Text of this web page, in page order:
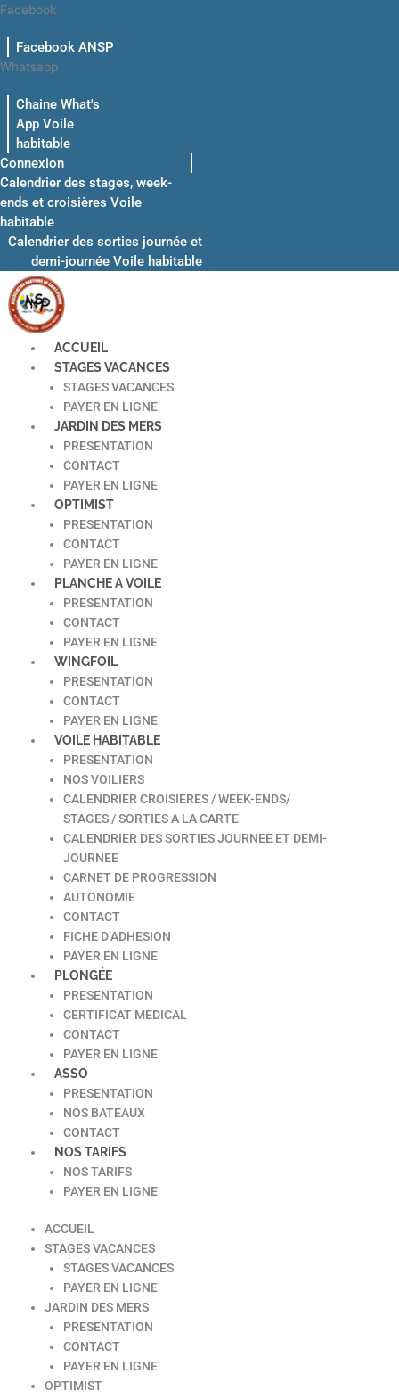
Aller
contenu
Facebook
Facebook ANSP
Whatsapp
Chaine What's
App Voile
habitable
Connexion
Calendrier des stages, week-
ends et croisières Voile
habitable
Calendrier des sorties journée et
demi-journée Voile habitable
ACCUEIL
STAGES VACANCES
STAGES VACANCES
PAYER EN LIGNE
JARDIN DES MERS
PRESENTATION
CONTACT
PAYER EN LIGNE
OPTIMIST
PRESENTATION
CONTACT
PAYER EN LIGNE
PLANCHE A VOILE
PRESENTATION
CONTACT
PAYER EN LIGNE
WINGFOIL
PRESENTATION
CONTACT
PAYER EN LIGNE
VOILE HABITABLE
PRESENTATION
NOS VOILIERS
CALENDRIER CROISIERES / WEEK-ENDS/
STAGES / SORTIES A LA CARTE
CALENDRIER DES SORTIES JOURNEE ET DEMI-
JOURNEE
CARNET DE PROGRESSION
AUTONOMIE
CONTACT
FICHE D’ADHESION
PAYER EN LIGNE
PLONGÉE
PRESENTATION
CERTIFICAT MEDICAL
CONTACT
PAYER EN LIGNE
ASSO
PRESENTATION
NOS BATEAUX
CONTACT
NOS TARIFS
NOS TARIFS
PAYER EN LIGNE
ACCUEIL
STAGES VACANCES
STAGES VACANCES
PAYER EN LIGNE
JARDIN DES MERS
PRESENTATION
CONTACT
PAYER EN LIGNE
OPTIMIST